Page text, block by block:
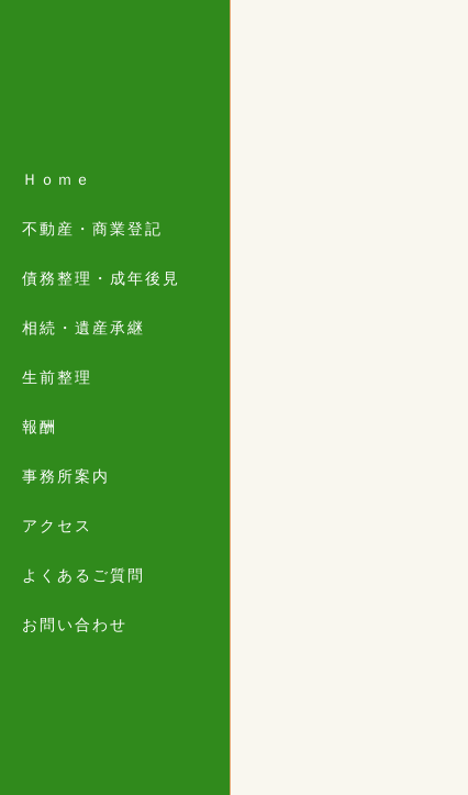
Ｈｏｍｅ
不動産・商業登記
債務整理・成年後見
相続・遺産承継
生前整理
報酬
事務所案内
アクセス
よくあるご質問
お問い合わせ